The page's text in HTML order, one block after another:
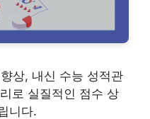
상, 내신 수능 성적관
로 실질적인 점수 상
니다.